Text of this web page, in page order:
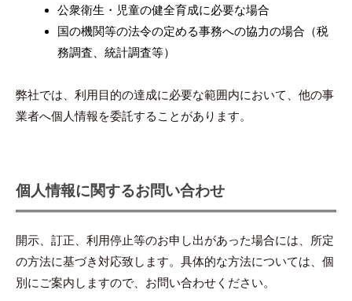
公衆衛生・児童の健全育成に必要な場合
国の機関等の法令の定める事務への協力の場合（税
務調査、統計調査等）
弊社では、利用目的の達成に必要な範囲内において、他の事
業者へ個人情報を委託することがあります。
個人情報に関するお問い合わせ
開示、訂正、利用停止等のお申し出があった場合には、所定
の方法に基づき対応致します。具体的な方法については、個
別にご案内しますので、お問い合わせください。